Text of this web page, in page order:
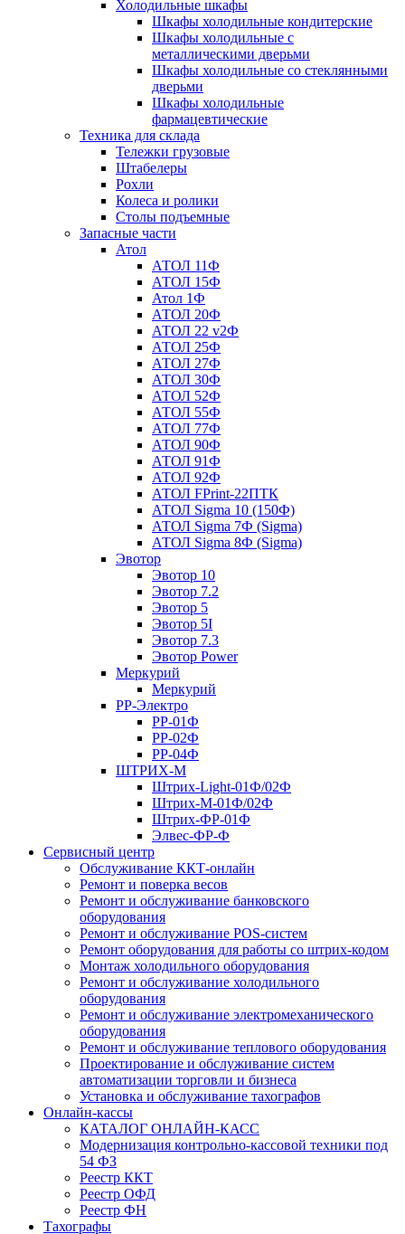
Холодильные шкафы
Шкафы холодильные кондитерские
Шкафы холодильные с
металлическими дверьми
Шкафы холодильные со стеклянными
дверьми
Шкафы холодильные
фармацевтические
Техника для склада
Тележки грузовые
Штабелеры
Рохли
Колеса и ролики
Столы подъемные
Запасные части
Атол
АТОЛ 11Ф
АТОЛ 15Ф
Атол 1Ф
АТОЛ 20Ф
АТОЛ 22 v2Ф
АТОЛ 25Ф
АТОЛ 27Ф
АТОЛ 30Ф
АТОЛ 52Ф
АТОЛ 55Ф
АТОЛ 77Ф
АТОЛ 90Ф
АТОЛ 91Ф
АТОЛ 92Ф
АТОЛ FPrint-22ПТК
АТОЛ Sigma 10 (150Ф)
АТОЛ Sigma 7Ф (Sigma)
АТОЛ Sigma 8Ф (Sigma)
Эвотор
Эвотор 10
Эвотор 7.2
Эвотор 5
Эвотор 5I
Эвотор 7.3
Эвотор Power
Меркурий
Меркурий
РР-Электро
РР-01Ф
РР-02Ф
РР-04Ф
ШТРИХ-М
Штрих-Light-01Ф/02Ф
Штрих-М-01Ф/02Ф
Штрих-ФР-01Ф
Элвес-ФР-Ф
Сервисный центр
Обслуживание ККТ-онлайн
Ремонт и поверка весов
Ремонт и обслуживание банковского
оборудования
Ремонт и обслуживание POS-систем
Ремонт оборудования для работы со штрих-кодом
Монтаж холодильного оборудования
Ремонт и обслуживание холодильного
оборудования
Ремонт и обслуживание электромеханического
оборудования
Ремонт и обслуживание теплового оборудования
Проектирование и обслуживание систем
автоматизации торговли и бизнеса
Установка и обслуживание тахографов
Онлайн-кассы
КАТАЛОГ ОНЛАЙН-КАСС
Модернизация контрольно-кассовой техники под
54 ФЗ
Реестр ККТ
Реестр ОФД
Реестр ФН
Тахографы